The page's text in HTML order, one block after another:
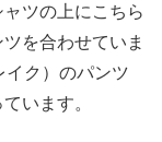
ツの上にこちら
を合わせていま
イク）のパンツ
います。